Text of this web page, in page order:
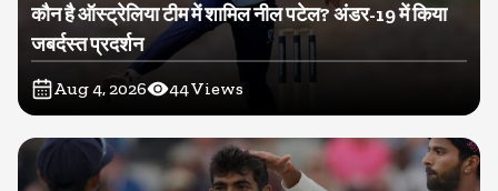
कौन है ऑस्ट्रेलिया टीम में शामिल नील पटेल? अंडर-19 में किया
जबर्दस्त प्रदर्शन
Aug 4, 2026 44Views